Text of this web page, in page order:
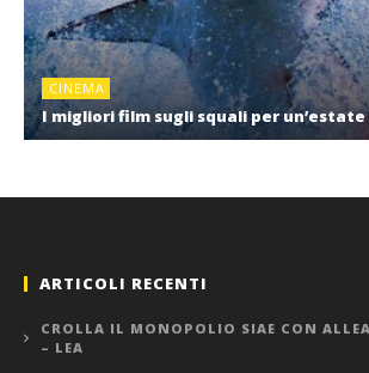
CINEMA
I migliori film sugli squali per
ARTICOLI RECENTI
CROLLA IL MONOPOLIO SIAE CON
– LEA